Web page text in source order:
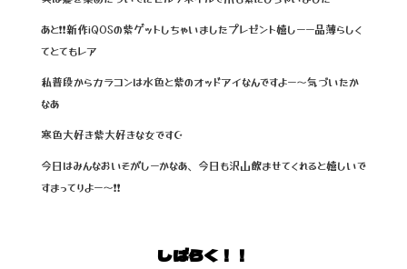
b
o
o
r
あと❗❗新作iQOSの紫ゲットしちゃいましたプレゼント嬉しーー品薄らしく
てとてもレア
私普段からカラコンは水色と紫のオッドアイなんですよー～気づいたか
なあ‪
寒色大好き紫大好きな女です☪️
今日はみんなおいそがしーかなあ、今日も沢山飲ませてくれると嬉しいで
すまってりよー～❗❗
しばらく！！